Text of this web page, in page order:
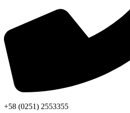
+58 (0251) 2553355